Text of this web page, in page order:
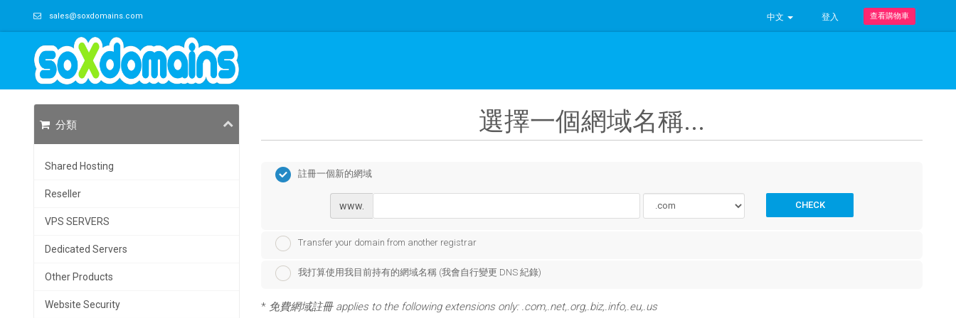
sales@soxdomains.com 中文 登入 查看購物車
選擇一個網域名稱...
分類
Shared Hosting
Reseller
VPS SERVERS
Dedicated Servers
Other Products
Website Security
註冊一個新的網域
www. CHECK
Transfer your domain from another registrar
我打算使用我目前持有的網域名稱 (我會自行變更 DNS 紀錄)
* 免費網域註冊 applies to the following extensions only: .com,.net,.org,.biz,.info,.eu,.us